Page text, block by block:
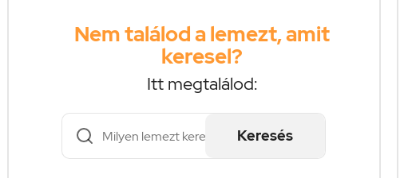
Nem találod a lemezt, amit
keresel?
Itt megtalálod:
Keresés